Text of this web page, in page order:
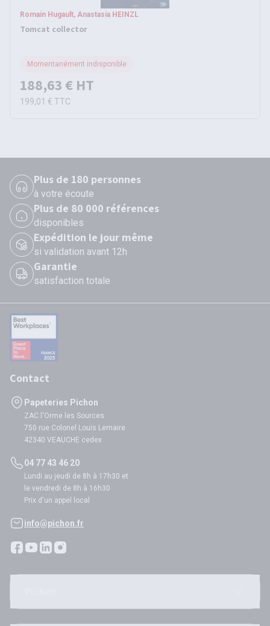
Romain Hugault, Anastasia HEINZL
Tomcat collector
Momentanément indisponible
188,63 € HT
199,01 € TTC
Plus de 180 personnes
à votre écoute
Plus de 80 000 références
disponibles
Expédition le jour même
si validation avant 12h
Garantie
satisfaction totale
Contact
Papeteries Pichon
ZAC l'Orme les Sources
750 rue Colonel Louis Lemaire
42340 VEAUCHE cedex
04 77 43 46 20
Lundi au jeudi de 8h à 17h30 et
le vendredi de 8h à 16h30
Prix d'un appel local
info@pichon.fr